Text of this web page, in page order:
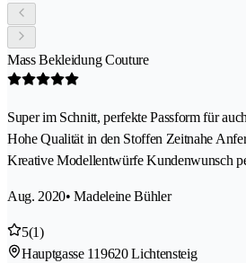
Mass Bekleidung Couture
Super im Schnitt, perfekte Passform für
Hohe Qualität in den Stoffen Zeitnahe
Kreative Modellentwürfe Kundenwunsch
Aug. 2020• Madeleine Bühler
5(1)
Hauptgasse 119620 Lichtensteig